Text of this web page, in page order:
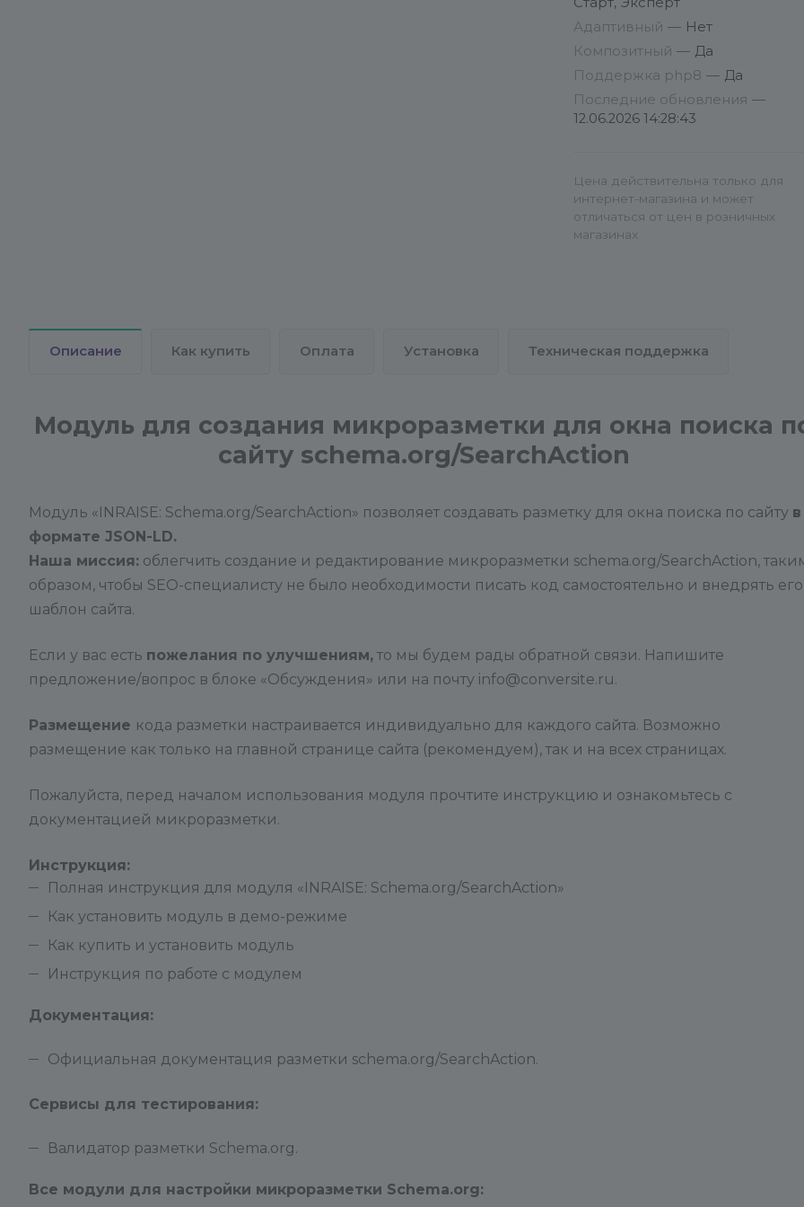
логин и пароль к
административной панели
сайта.Режим работы:
понедельник — пятница, с 10 до
18 по московскому времени.
модули для настройки
без помощи программиста
INRAISE: Schema.org/Article.
SEO-микроразметка для статей
без помощи программиста
INRAISE:
крошек без помощи
программиста
INRAISE:
Адаптивный — Нет
Композитный — Да
Поддержка php8 — Да
Последние обновления —
12.06.2026 14:28:43
Цена действительна только для
интернет-магазина и может
отличаться от цен в розничных
магазинах
Описание Как купить Оплата Установка Техническая поддержка
Модуль для создания микроразметки для окна поиска
сайту schema.org/SearchAction
Модуль «INRAISE: Schema.org/SearchAction» позволяет создавать разметку для окна поиска по сайту в
формате JSON-LD.
Наша миссия: облегчить создание и редактирование микроразметки schema.org/SearchAction,
образом, чтобы SEO-специалисту не было необходимости писать код самостоятельно и внедрять
шаблон сайта.
Если у вас есть пожелания по улучшениям, то мы будем рады обратной связи. Напишите
предложение/вопрос в блоке «Обсуждения» или на почту info@conversite.ru.
Размещение кода разметки настраивается индивидуально для каждого сайта. Возможно
размещение как только на главной странице сайта (рекомендуем), так и на всех страницах.
Пожалуйста, перед началом использования модуля прочтите инструкцию и ознакомьтесь с
документацией микроразметки.
Инструкция:
Полная инструкция для модуля «INRAISE: Schema.org/SearchAction»
Как установить модуль в демо-режиме
Как купить и установить модуль
Инструкция по работе с модулем
Документация:
Официальная документация разметки schema.org/SearchAction.
Сервисы для тестирования:
Валидатор разметки Schema.org.
Все модули для настройки микроразметки Schema.org: